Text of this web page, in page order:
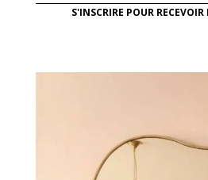
S'INSCRIRE POUR